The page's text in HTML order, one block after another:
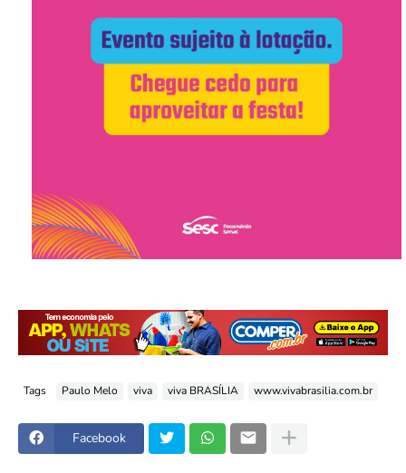
Tags Paulo Melo viva viva BRASÍLIA www.vivabrasilia.com.br
Facebook